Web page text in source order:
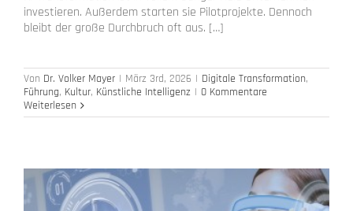
investieren. Außerdem starten sie Pilotprojekte. Dennoch
bleibt der große Durchbruch oft aus. […]
Von Dr. Volker Mayer | März 3rd, 2026 | Digitale Transformation,
Führung, Kultur, Künstliche Intelligenz | 0 Kommentare
Weiterlesen